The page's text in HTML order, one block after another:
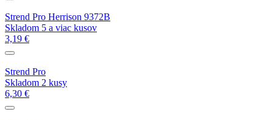
Strend Pro Herrison 9372B
Skladom 5 a viac kusov
3,19 €
Strend Pro
Skladom 2 kusy
6,30 €